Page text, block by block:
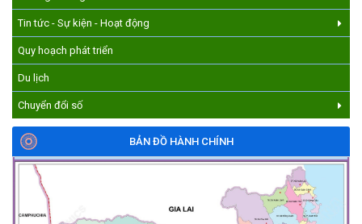
Tin tức - Sự kiện - Hoạt động
Quy hoạch phát triển
Du lịch
Chuyển đổi số
BẢN ĐỒ HÀNH CHÍNH